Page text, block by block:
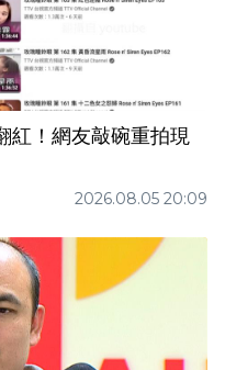
紅！網友敲碗重拍現
2026.08.05 20:09